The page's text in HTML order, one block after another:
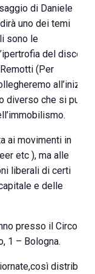
di Daniele
uno dei temi
sono le
del
(Per
all’inizio
che si può
ai movimenti in
etc ), ma alle
liberali di certi
e delle
presso il Circolo
1 – Bologna.